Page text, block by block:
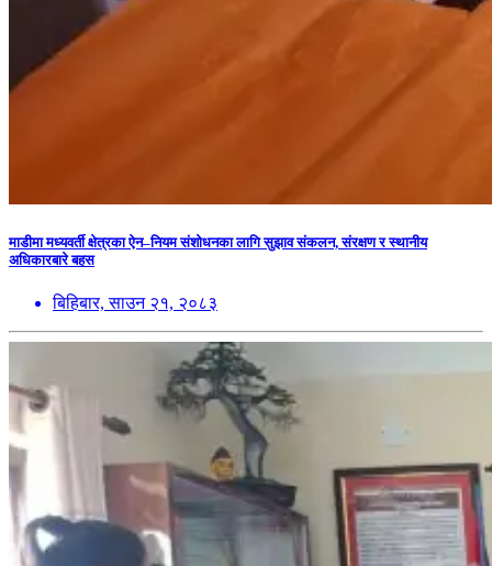
माडीमा मध्यवर्ती क्षेत्रका ऐन–नियम संशोधनका लागि सुझाव संकलन, संरक्षण र स्थानीय
अधिकारबारे बहस
बिहिबार, साउन २१, २०८३